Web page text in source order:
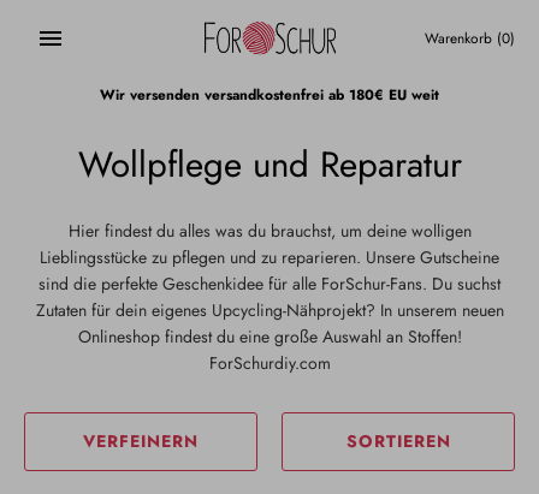
Warenkorb (0)
Wir versenden versandkostenfrei ab 180€ EU weit
Wollpflege und Reparatur
Hier findest du alles was du brauchst, um deine wolligen
Lieblingsstücke zu pflegen und zu reparieren. Unsere Gutscheine
sind die perfekte Geschenkidee für alle ForSchur-Fans. Du suchst
Zutaten für dein eigenes Upcycling-Nähprojekt? In unserem neuen
Onlineshop findest du eine große Auswahl an Stoffen!
ForSchurdiy.com
VERFEINERN SORTIEREN